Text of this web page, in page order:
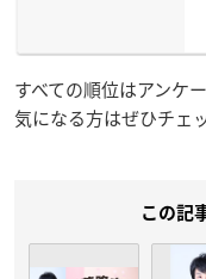
すべての順位はアンケ
気になる方はぜひチェ
この記